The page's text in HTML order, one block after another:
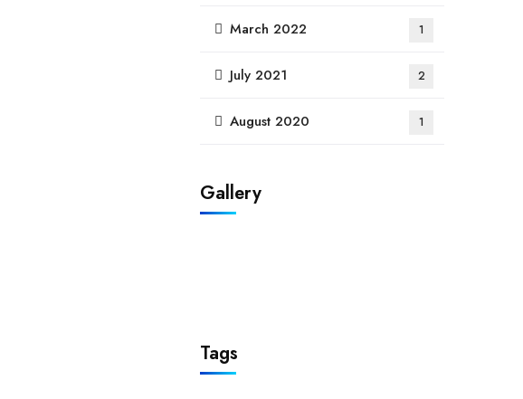
March 2022 1
July 2021 2
August 2020 1
Gallery
Tags